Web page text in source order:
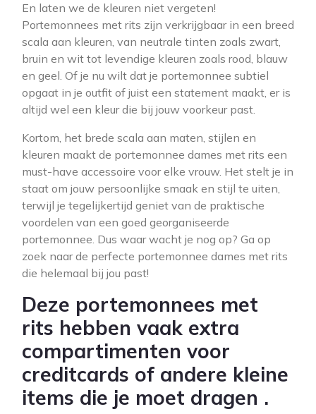
En laten we de kleuren niet vergeten!
Portemonnees met rits zijn verkrijgbaar in een breed
scala aan kleuren, van neutrale tinten zoals zwart,
bruin en wit tot levendige kleuren zoals rood, blauw
en geel. Of je nu wilt dat je portemonnee subtiel
opgaat in je outfit of juist een statement maakt, er is
altijd wel een kleur die bij jouw voorkeur past.
Kortom, het brede scala aan maten, stijlen en
kleuren maakt de portemonnee dames met rits een
must-have accessoire voor elke vrouw. Het stelt je in
staat om jouw persoonlijke smaak en stijl te uiten,
terwijl je tegelijkertijd geniet van de praktische
voordelen van een goed georganiseerde
portemonnee. Dus waar wacht je nog op? Ga op
zoek naar de perfecte portemonnee dames met rits
die helemaal bij jou past!
Deze portemonnees met
rits hebben vaak extra
compartimenten voor
creditcards of andere kleine
items die je moet dragen .